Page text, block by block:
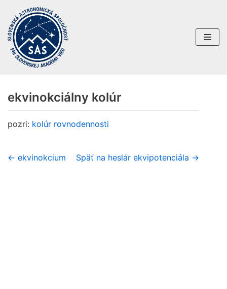
Preskočiť
na
obsah
ekvinokciálny kolúr
pozri: kolúr rovnodennosti
← ekvinokcium Späť na heslár ekvipotenciála →